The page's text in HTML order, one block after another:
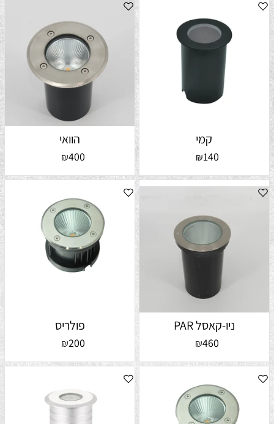
קמי
₪140
הוואי
₪400
ניו-קאסל PAR
₪460
פולריס
₪200